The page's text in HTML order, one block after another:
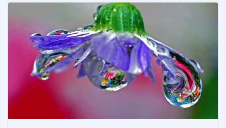
o
k
g
er
а
в
и
т
ь